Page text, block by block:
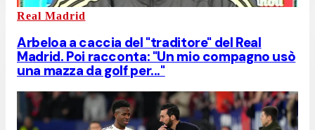
Real Madrid
Arbeloa a caccia del "traditore" del Real
Madrid. Poi racconta: "Un mio compagno usò
una mazza da golf per..."